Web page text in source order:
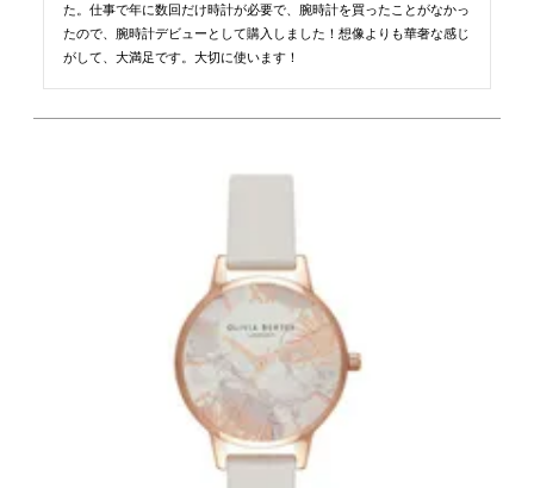
た。仕事で年に数回だけ時計が必要で、腕時計を買ったことがなかっ
たので、腕時計デビューとして購入しました！想像よりも華奢な感じ
がして、大満足です。大切に使います！